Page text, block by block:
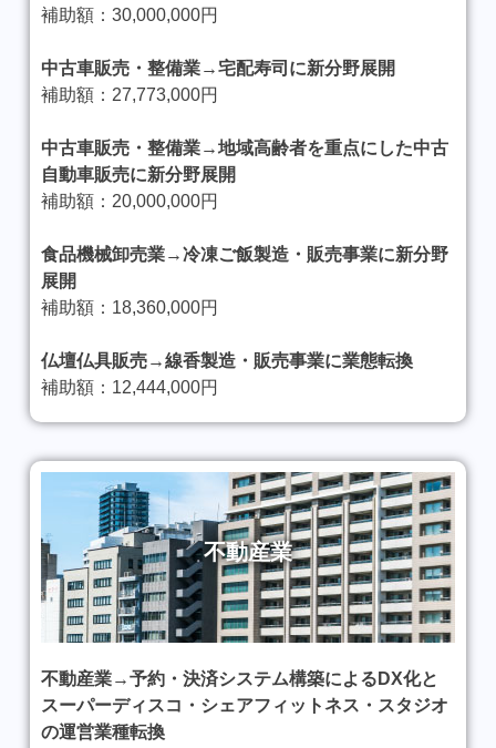
補助額：30,000,000円
中古車販売・整備業→宅配寿司に新分野展開
補助額：27,773,000円
中古車販売・整備業→地域高齢者を重点にした中古
自動車販売に新分野展開
補助額：20,000,000円
食品機械卸売業→冷凍ご飯製造・販売事業に新分野
展開
補助額：18,360,000円
仏壇仏具販売→線香製造・販売事業に業態転換
補助額：12,444,000円
不動産業
不動産業→予約・決済システム構築によるDX化と
スーパーディスコ・シェアフィットネス・スタジオ
の運営業種転換